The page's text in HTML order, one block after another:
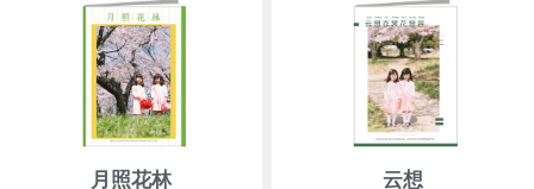
月照花林 云想